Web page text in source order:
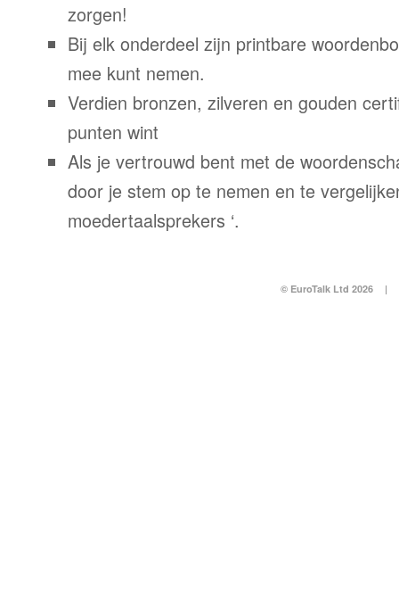
zorgen!
Bij elk onderdeel zijn printbare
mee kunt nemen.
Verdien bronzen, zilveren en gouden
punten wint
Als je vertrouwd bent met de
door je stem op te nemen en te
moedertaalsprekers ‘.
© EuroTalk Ltd 2026 |